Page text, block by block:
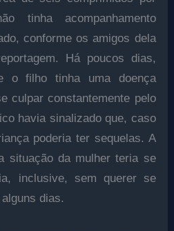
tinha acompanhamento
conforme os amigos dela
Há poucos dias,
o filho tinha uma doença
culpar constantemente pelo
havia sinalizado que, caso
poderia ter sequelas. A
situação da mulher teria se
inclusive, sem querer se
dias.